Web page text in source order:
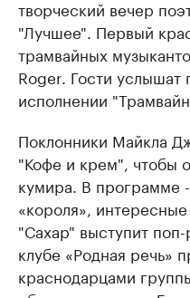
творческий вечер
"Лучшее". Первый
трамвайных
Roger. Гости
исполнении
Поклонники Майкла
"Кофе и крем", чтобы
кумира. В программе
«короля»,
"Сахар" выступит
клубе «Родная речь»
краснодарцами